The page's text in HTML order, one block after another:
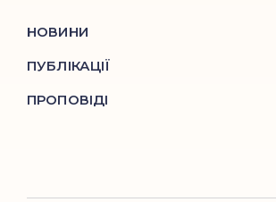
НОВИНИ
ПУБЛІКАЦІЇ
ПРОПОВІДІ